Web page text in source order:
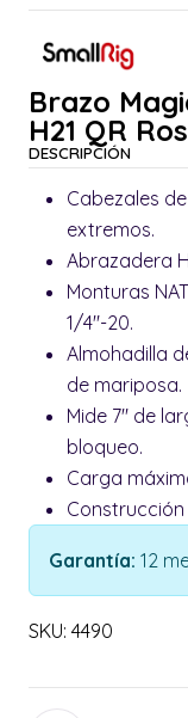
Brazo
H21 QR
DESCRIPCIÓN
Cabezales
extremos.
Abrazadera
Monturas
1/4"-20.
Almohadilla
de mariposa.
Mide 7" de
bloqueo.
Carga
Garantía: 12
SKU: 4490